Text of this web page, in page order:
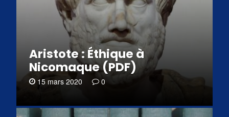
Aristote : Éthique à
Nicomaque (PDF)
15 mars 2020 0